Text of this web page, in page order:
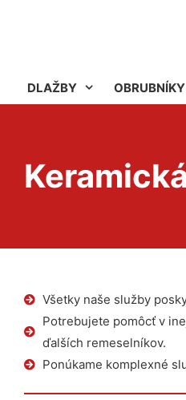
DLAŽBY OBRUBNÍKY
Všetky naše služby
Potrebujete pomôcť v
ďalších remeselníkov.
Ponúkame komplexné